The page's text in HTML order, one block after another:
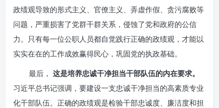
政绩观导致的形式主义、官僚主义、弄虚作假、贪污腐败等
问题，严重损害了党群干群关系，侵蚀了党和政府的公信
力。只有每一位公职人员都自觉践行正确的政绩观，才能以
实实在在的工作成效赢得民心，巩固党的执政基础。
最后， 这是培养忠诚干净担当干部队伍的内在要求。
习近平总书记强调，要建设一支忠诚干净担当的高素质专业
化干部队伍。正确的政绩观是检验干部忠诚度、廉洁度和担